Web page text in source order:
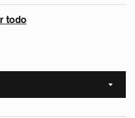
todo
Sort